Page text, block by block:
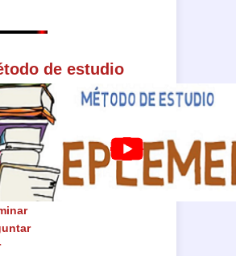
de estudio